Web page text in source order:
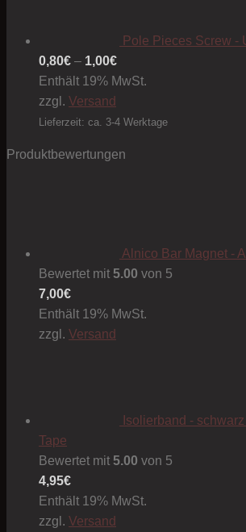
Pole Pieces Screw -
0,80€ – 1,00€Preisspanne:
0,80€
1,00€
Enthält 19% MwSt.
zzgl. Versand
Lieferzeit: ca. 3-4 Werktage
Produktbewertungen
Alnico Bar Magnet -
Bewertet mit 5.00 von 5
7,00€
Enthält 19% MwSt.
zzgl. Versand
Isolierband -
Tape
Bewertet mit 5.00 von 5
4,95€
Enthält 19% MwSt.
zzgl. Versand